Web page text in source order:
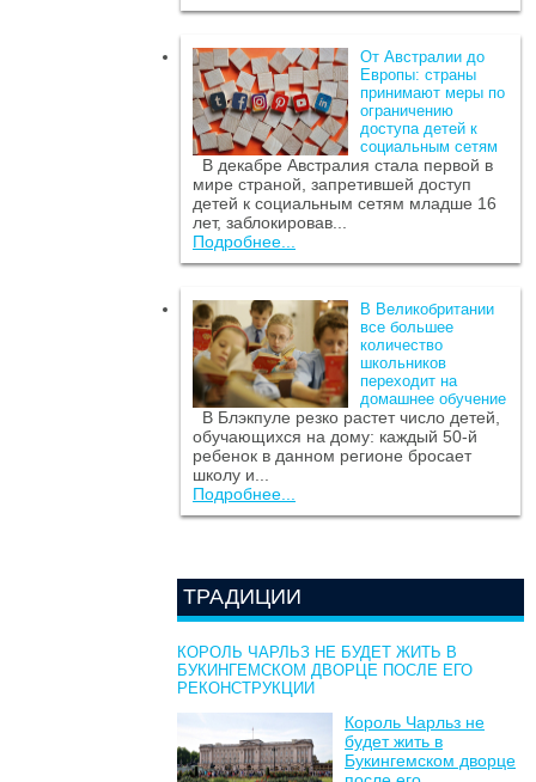
От Австралии до
Европы: страны
принимают меры по
ограничению
доступа детей к
социальным сетям
В декабре Австралия стала первой в
мире страной, запретившей доступ
детей к социальным сетям младше 16
лет, заблокировав...
Подробнее...
В Великобритании
все большее
количество
школьников
переходит на
домашнее обучение
В Блэкпуле резко растет число детей,
обучающихся на дому: каждый 50-й
ребенок в данном регионе бросает
школу и...
Подробнее...
ТРАДИЦИИ
КОРОЛЬ ЧАРЛЬЗ НЕ БУДЕТ ЖИТЬ В
БУКИНГЕМСКОМ ДВОРЦЕ ПОСЛЕ ЕГО
РЕКОНСТРУКЦИИ
Король Чарльз не
будет жить в
Букингемском дворце